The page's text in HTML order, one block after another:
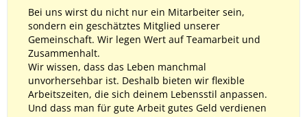
Bei uns wirst du nicht nur ein Mitarbeiter sein,
sondern ein geschätztes Mitglied unserer
Gemeinschaft. Wir legen Wert auf Teamarbeit und
Zusammenhalt.
Wir wissen, dass das Leben manchmal
unvorhersehbar ist. Deshalb bieten wir flexible
Arbeitszeiten, die sich deinem Lebensstil anpassen.
Und dass man für gute Arbeit gutes Geld verdienen